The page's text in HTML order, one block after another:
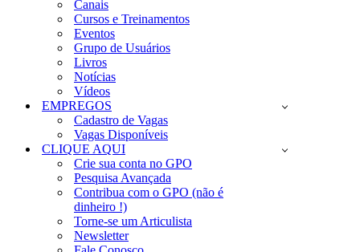
Canais
Cursos e Treinamentos
Eventos
Grupo de Usuários
Livros
Notícias
Vídeos
EMPREGOS
Cadastro de Vagas
Vagas Disponíveis
CLIQUE AQUI
Crie sua conta no GPO
Pesquisa Avançada
Contribua com o GPO (não é
dinheiro !)
Torne-se um Articulista
Newsletter